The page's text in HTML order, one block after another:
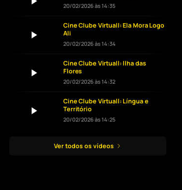
20/02/2026 às 14:35
Cine Clube Virtuall: Ela Mora Logo
Ali
20/02/2026 às 14:34
Cine Clube Virtuall: Ilha das
Flores
20/02/2026 às 14:32
Cine Clube Virtuall: Língua e
Território
20/02/2026 às 14:25
Ver todos os vídeos